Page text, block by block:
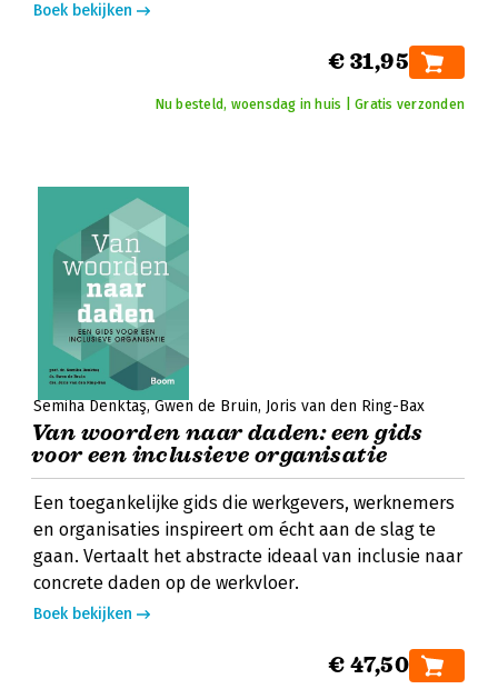
Boek bekijken
€ 31,95
Nu besteld, woensdag in huis | Gratis verzonden
Semiha Denktaş Gwen de Bruin Joris van den Ring-Bax
Van woorden naar daden: een gids
voor een inclusieve organisatie
Een toegankelijke gids die werkgevers, werknemers
en organisaties inspireert om écht aan de slag te
gaan. Vertaalt het abstracte ideaal van inclusie naar
concrete daden op de werkvloer.
Boek bekijken
€ 47,50